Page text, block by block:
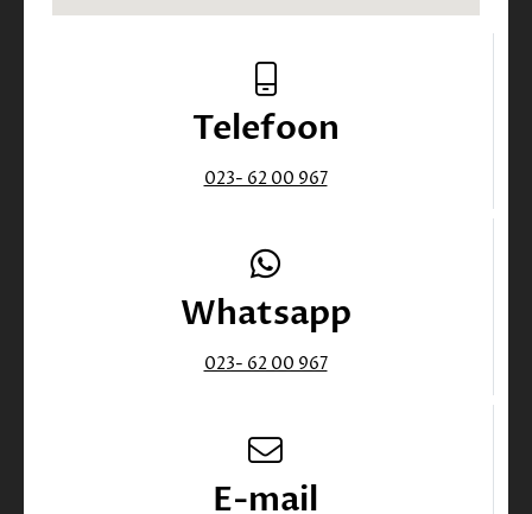
Telefoon
023- 62 00 967
Whatsapp
023- 62 00 967
E-mail